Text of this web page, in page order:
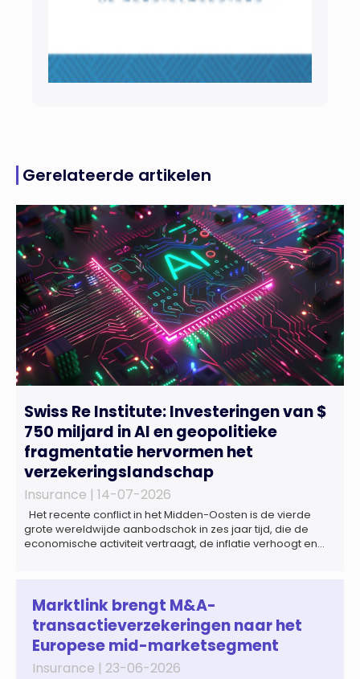
Gerelateerde artikelen
Swiss Re Institute: Investeringen van $
750 miljard in AI en geopolitieke
fragmentatie hervormen het
verzekeringslandschap
Insurance | 14-07-2026
Het recente conflict in het Midden-Oosten is de vierde
grote wereldwijde aanbodschok in zes jaar tijd, die de
economische activiteit vertraagt, de inflatie verhoogt en
wereldwijd naar verwachting afnemen tot 1,3% in reële
termen in […]
Marktlink brengt M&A-
transactieverzekeringen naar het
Europese mid-marketsegment
Insurance | 23-06-2026